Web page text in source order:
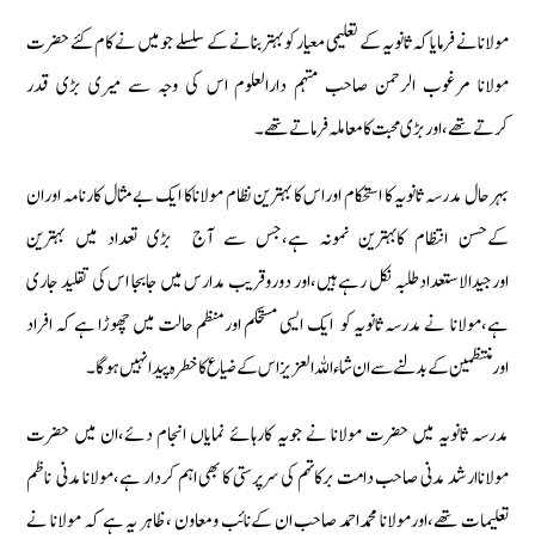
مولانانے فرمایا كہ ثانویہ كے تعلیمی معیار كو بہتر بنانے كے سلسلے جومیں نے كام كئے حضرت
مولانا مرغوب الرحمن صاحب مہتمم دارالعلوم اس كی وجہ سے میری بڑی قدر
كرتےتھے‏،اوربڑی محبت كا معاملہ فرماتے تھے۔
بہرحال مدرسہ ثانویہ كا استحكام اوراس كا بہترین نظام مولاناكا ایك بےمثال كارنامہ اوران
كےحسن انتظام كابہترین نمونہ ہے‏،جس سے آج بڑی تعداد میں بہترین
اورجیدالاستعدادطلبہ نكل رہے ہیں‏،اور دوروقریب مدارس میں جابجا اس كی تقلید جاری
ہے‏،مولانا نے مدرسہ ثانویہ كو ایك ایسی مستحكم اورمنظم حالت میں چھوڑا ہے ‏كہ افراد
اورمنتظمین كے بدلنےسے ان شاءاللہ العزیز اس كے ضیاع كا خطرہ پیدا نہیں ہوگا۔
مدرسہ ثانویہ میں حضرت مولانا نے جویہ كارہائے نمایاں انجام دئے‏،ان میں حضرت
مولاناارشد مدنی صاحب دامت بركاتہم كی سرپرستی كا بھی اہم كردار ہے‏،مولانا مدنی ناظم
تعلیمات تھے،اورمولانا محمداحمد صاحب ان كےنائب ومعاون ‏،ظاہر یہ ہے كہ مولانا نے